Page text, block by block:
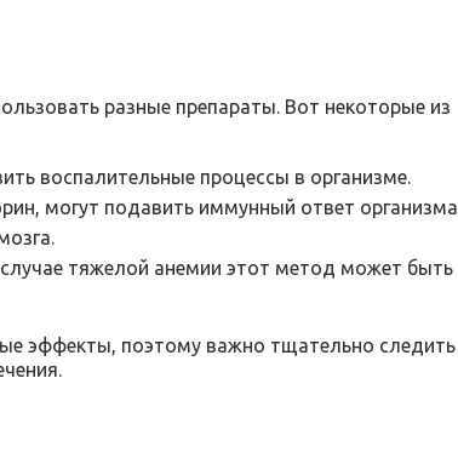
разные препараты. Вот некоторые из
воспалительные процессы в организме.
могут подавить иммунный ответ организма
тяжелой анемии этот метод может быть
эффекты, поэтому важно тщательно следить